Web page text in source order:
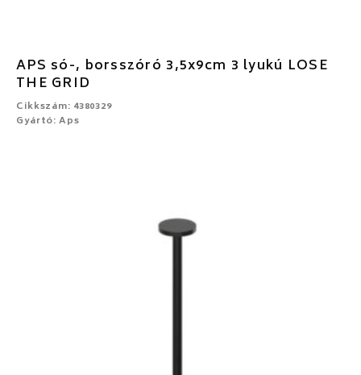
APS só-, borsszóró 3,5x9cm 3 lyukú LOSE
THE GRID
Cikkszám: 4380329
Gyártó: Aps